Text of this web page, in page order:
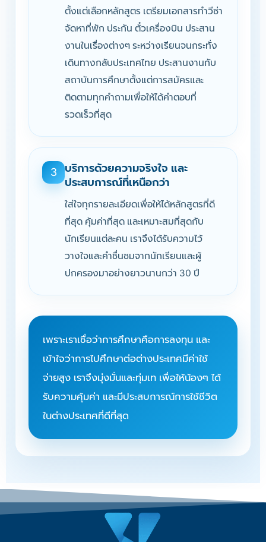
ตั้งแต่เลือกหลักสูตร เตรียมเอกสารทำวีซ่า
จัดหาที่พัก ประกัน ตั๋วเครื่องบิน ประสาน
งานในเรื่องต่างๆ ระหว่างเรียนจนกระทั่ง
เดินทางกลับประเทศไทย ประสานงานกับ
สถาบันการศึกษาตั้งแต่การสมัครและ
ติดตามทุกคำถามเพื่อให้ได้คำตอบที่
รวดเร็วที่สุด
3
บริการด้วยความจริงใจ และ
ประสบการณ์ที่เหนือกว่า
ใส่ใจทุกรายละเอียดเพื่อให้ได้หลักสูตรที่ดี
ที่สุด คุ้มค่าที่สุด และเหมาะสมที่สุดกับ
นักเรียนแต่ละคน เราจึงได้รับความไว้
วางใจและคำชื่นชมจากนักเรียนและผู้
ปกครองมาอย่างยาวนานกว่า 30 ปี
เพราะเราเชื่อว่าการศึกษาคือการลงทุน และ
เข้าใจว่าการไปศึกษาต่อต่างประเทศมีค่าใช้
จ่ายสูง เราจึงมุ่งมั่นและทุ่มเท เพื่อให้น้องๆ ได้
รับความคุ้มค่า และมีประสบการณ์การใช้ชีวิต
ในต่างประเทศที่ดีที่สุด